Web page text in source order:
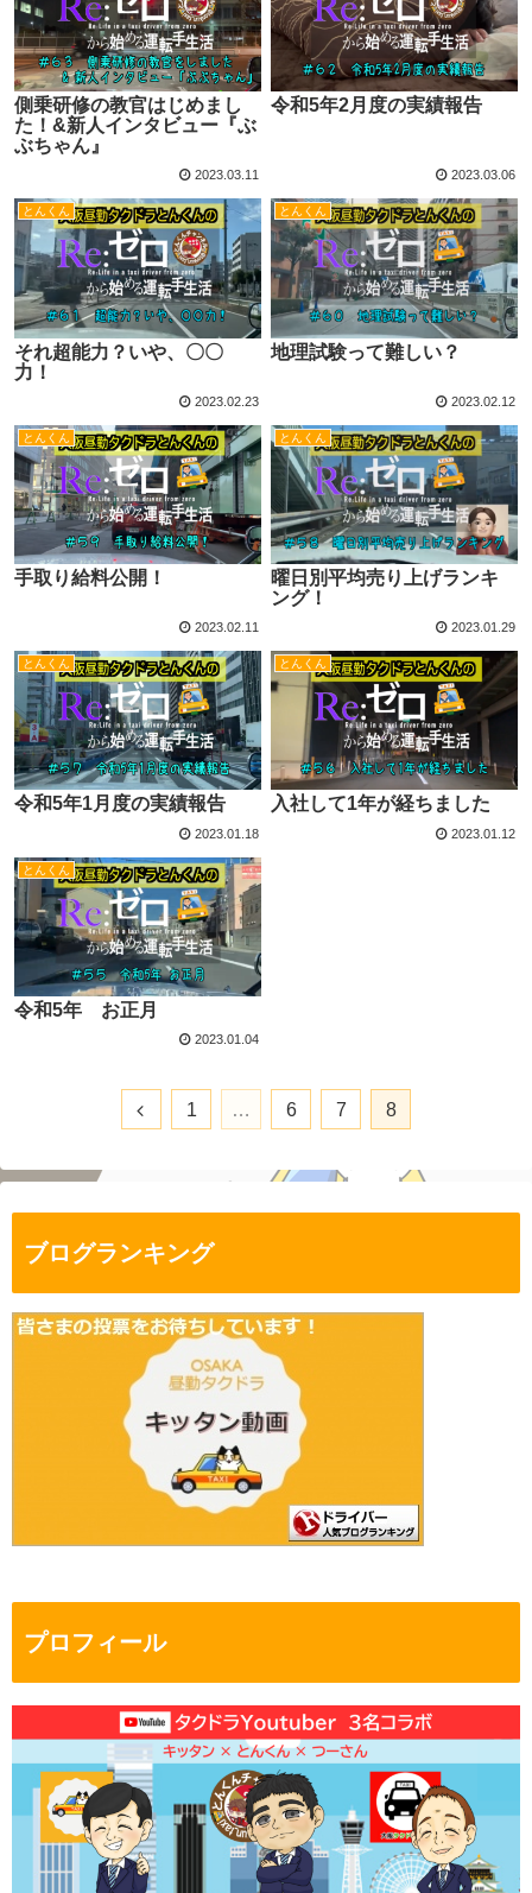
側乗研修の教官はじめまし
た！&新人インタビュー『ぶ
ぶちゃん』
2023.03.11
令和5年2月度の実績報告
2023.03.06
とんくん
それ超能力？いや、〇〇
力！
2023.02.23
とんくん
地理試験って難しい？
2023.02.12
とんくん
手取り給料公開！
2023.02.11
とんくん
曜日別平均売り上げランキ
ング！
2023.01.29
とんくん
令和5年1月度の実績報告
2023.01.18
とんくん
入社して1年が経ちました
2023.01.12
とんくん
令和5年 お正月
2023.01.04
1 … 6 7 8
ブログランキング
プロフィール